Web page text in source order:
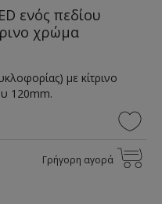
ενός πεδίου
χρώμα
με κίτρινο
120mm.
Γρήγορη αγορά